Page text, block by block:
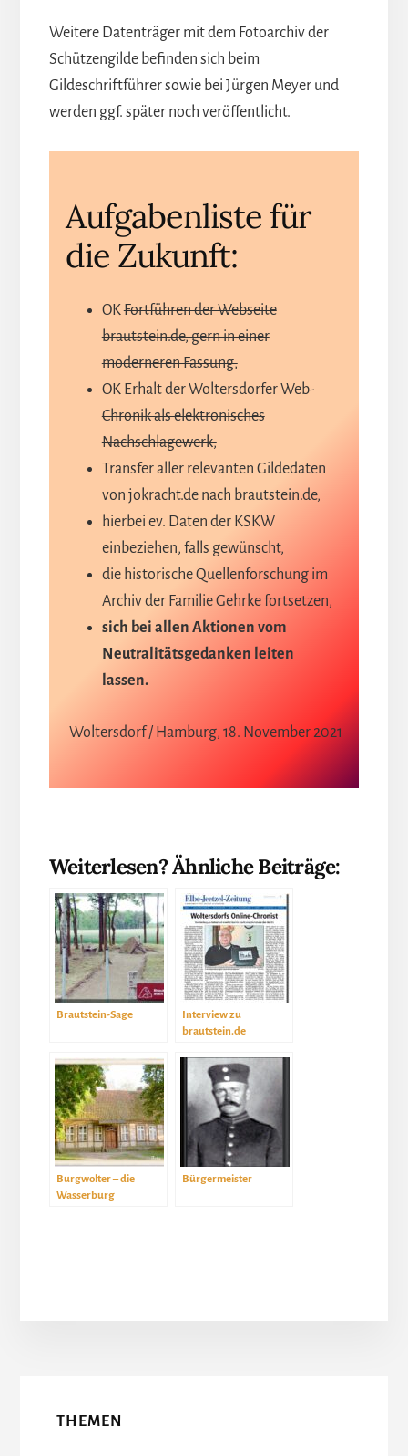
Weitere Datenträger mit dem Fotoarchiv der
Schützengilde befinden sich beim
Gildeschriftführer sowie bei Jürgen Meyer und
werden ggf. später noch veröffentlicht.
Aufgabenliste für
die Zukunft:
OKFortführen der Webseite
brautstein.de, gern in einer
moderneren Fassung,
OKErhalt der Woltersdorfer Web-
Chronik als elektronisches
Nachschlagewerk,
Transfer aller relevanten Gildedaten
von jokracht.de nach brautstein.de,
hierbei ev. Daten der KSKW
einbeziehen, falls gewünscht,
die historische Quellenforschung im
Archiv der Familie Gehrke fortsetzen,
sich bei allen Aktionen vom
Neutralitätsgedanken leiten
lassen.
Woltersdorf / Hamburg, 18. November 2021
Weiterlesen? Ähnliche Beiträge:
Brautstein-Sage
Interview zu
brautstein.de
Burgwolter – die
Wasserburg
Bürgermeister
THEMEN